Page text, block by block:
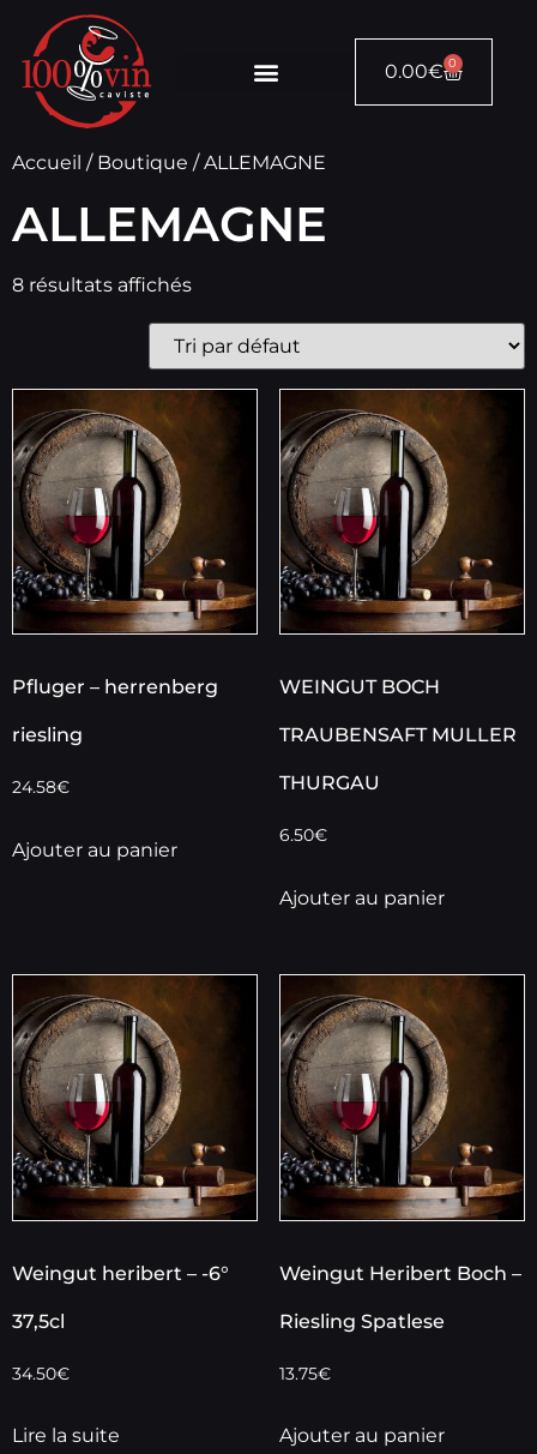
0.00€ 0
Accueil / Boutique / ALLEMAGNE
ALLEMAGNE
8 résultats affichés
Pfluger – herrenberg
riesling
24.58€
Ajouter au panier
WEINGUT BOCH
TRAUBENSAFT MULLER
THURGAU
6.50€
Ajouter au panier
Weingut heribert – -6°
37,5cl
34.50€
Lire la suite
Weingut Heribert Boch –
Riesling Spatlese
13.75€
Ajouter au panier